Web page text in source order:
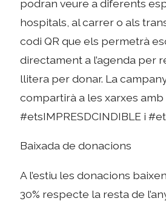
podran veure a diferents
hospitals, al carrer o als
codi QR que els permetrà
directament a l’agenda per
llitera per donar. La
compartirà a les xarxes
#etsIMPRESDCINDIBLE i
Baixada de donacions
A l’estiu les donacions
30% respecte la resta de